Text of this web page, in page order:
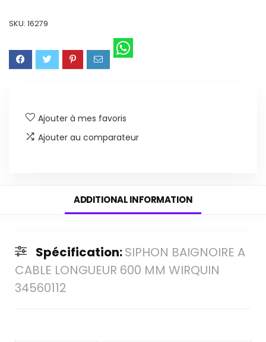
SKU: 16279
Ajouter à mes favoris
Ajouter au comparateur
ADDITIONAL INFORMATION
Spécification:SIPHON BAIGNOIRE A
CABLE LONGUEUR 600 MM WIRQUIN
34560112